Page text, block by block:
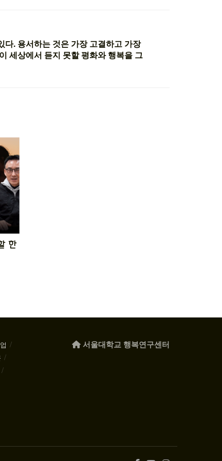
다. 용서하는 것은 가장 고결하고 가장
세상에서 듣지 못할 평화와 행복을 그
한
서울대학교 행복연구센터